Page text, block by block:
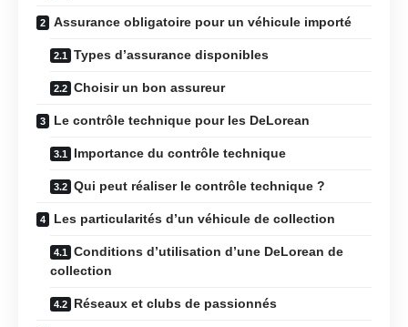
Assurance obligatoire pour un véhicule importé
Types d’assurance disponibles
Choisir un bon assureur
Le contrôle technique pour les DeLorean
Importance du contrôle technique
Qui peut réaliser le contrôle technique ?
Les particularités d’un véhicule de collection
Conditions d’utilisation d’une DeLorean de
collection
Réseaux et clubs de passionnés